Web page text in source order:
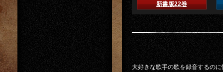
新書版22巻
大好きな歌手の歌を録音するの